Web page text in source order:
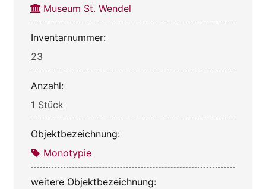
Museum St. Wendel
Inventarnummer:
23
Anzahl:
1 Stück
Objektbezeichnung:
Monotypie
weitere Objektbezeichnung: